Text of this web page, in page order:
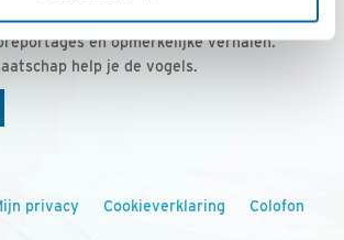
voor onze leden, met
en opmerkelijke verhalen.
help je de vogels.
privacy Cookieverklaring Colofon